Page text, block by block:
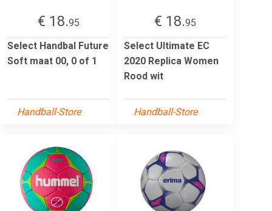
€ 18.95
Select Handbal Future
Soft maat 00, 0 of 1
Handball-Store
€ 18.95
Select Ultimate EC
2020 Replica Women
Rood wit
Handball-Store